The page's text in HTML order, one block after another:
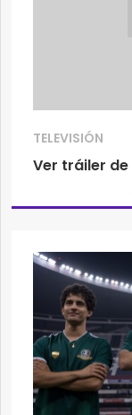
TELEVISIÓN
Ver tráiler de